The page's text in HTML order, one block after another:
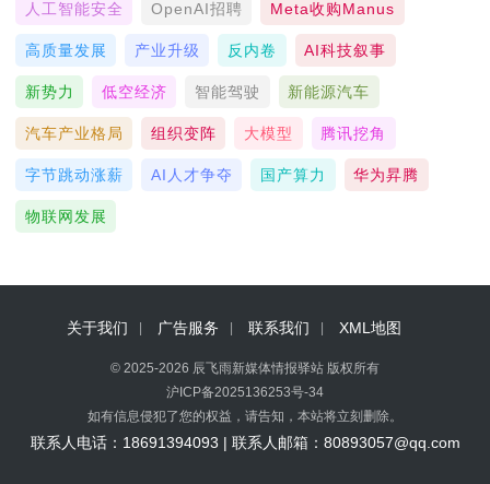
人工智能安全 OpenAI招聘 Meta收购Manus
高质量发展 产业升级 反内卷 AI科技叙事
新势力 低空经济 智能驾驶 新能源汽车
汽车产业格局 组织变阵 大模型 腾讯挖角
字节跳动涨薪 AI人才争夺 国产算力 华为昇腾
物联网发展
关于我们 广告服务 联系我们 XML地图
© 2025-2026 辰飞雨新媒体情报驿站 版权所有
沪ICP备2025136253号-34
如有信息侵犯了您的权益，请告知，本站将立刻删除。
联系人电话：18691394093 | 联系人邮箱：80893057@qq.com